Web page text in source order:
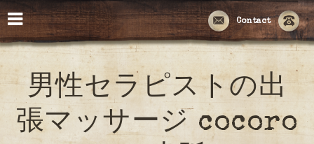
Contact
男性セラピストの出
張マッサージ cocoro